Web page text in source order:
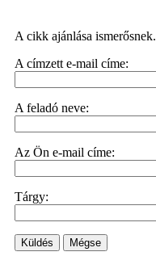
A cikk ajánlása ismerősnek.
A címzett e-mail címe:
A feladó neve:
Az Ön e-mail címe:
Tárgy:
Küldés Mégse